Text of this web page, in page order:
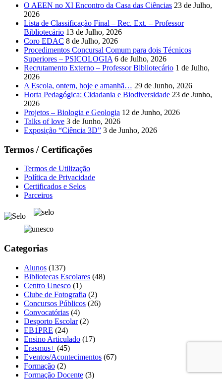
O AEEN no XI Encontro da Casa das Ciências 23 de Julho,
2026
Lista de Classificação Final – Rec. Ext. – Professor
Bibliotecário 13 de Julho, 2026
Coro EDAC 8 de Julho, 2026
Procedimentos Concursal Comum para dois Técnicos
Superiores – PSICOLOGIA 6 de Julho, 2026
Recrutamento Externo – Professor Bibliotecário 1 de Julho,
2026
A Escola, ontem, hoje e amanhã… 29 de Junho, 2026
Horta Pedagógica: Cidadania e Biodiversidade 23 de Junho,
2026
Projetos – Biologia e Geologia 12 de Junho, 2026
Talks of love 3 de Junho, 2026
Exposição “Ciência 3D” 3 de Junho, 2026
Termos / Certificações
Termos de Utilização
Política de Privacidade
Certificados e Selos
Parceiros
Categorias
Alunos (137)
Bibliotecas Escolares (48)
Centro Unesco (1)
Clube de Fotografia (2)
Concursos Públicos (26)
Convocatórias (4)
Desporto Escolar(2)
EB1PRE (24)
Ensino Articulado (17)
Erasmus+ (45)
Eventos/Acontecimentos (67)
Formação (2)
Formação Docente (3)